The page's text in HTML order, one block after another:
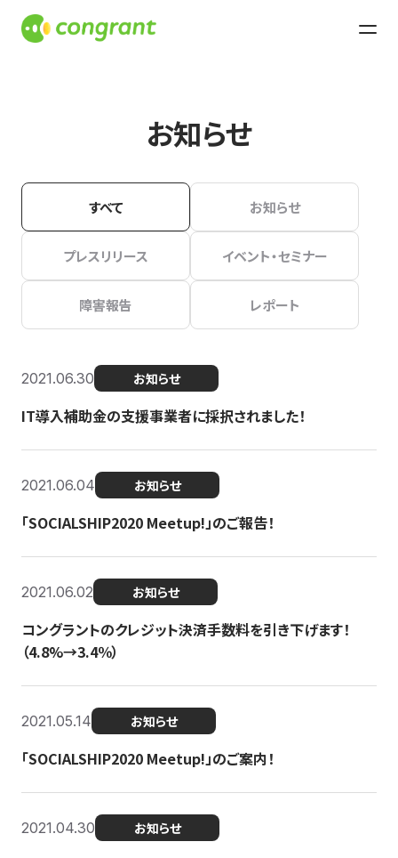
お知らせ
すべて お知らせ
プレスリリース イベント・セミナー
障害報告 レポート
2021.06.30 お知らせ
IT導入補助金の支援事業者に採択されました！
2021.06.04 お知らせ
「SOCIALSHIP2020 Meetup!」のご報告！
2021.06.02 お知らせ
コングラントのクレジット決済手数料を引き下げます！
（4.8%→3.4％）
2021.05.14 お知らせ
「SOCIALSHIP2020 Meetup!」のご案内！
2021.04.30 お知らせ